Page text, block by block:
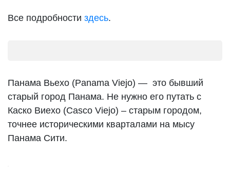
Все подробности здесь.
Панама Вьехо (Panama Viejo) — это бывший
старый город Панама. Не нужно его путать с
Каско Виехо (Casco Viejo) – старым городом,
точнее историческими кварталами на мысу
Панама Сити.